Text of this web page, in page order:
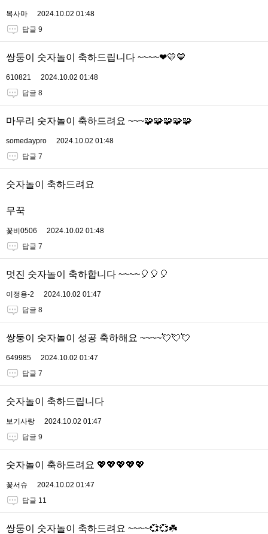
복사마
2024.10.02 01:48
답글 9
쌍둥이 숫자놀이 축하드립니다 ~~~~❤💛💙
610821
2024.10.02 01:48
답글 8
마무리 숫자놀이 축하드려요 ~~~🧩🧩🧩🧩🧩
somedaypro
2024.10.02 01:48
답글 7
숫자놀이 축하드려요
무꾹
꽃비0506
2024.10.02 01:48
답글 7
멋진 숫자놀이 축하합니다 ~~~~🎈🎈🎈
이정용-2
2024.10.02 01:47
답글 8
쌍둥이 숫자놀이 성공 축하해요 ~~~~💘💘💘
649985
2024.10.02 01:47
답글 7
숫자놀이 축하드립니다
보기사랑
2024.10.02 01:47
답글 9
숫자놀이 축하드려요 💖💖💖💖💖
꽃서슈
2024.10.02 01:47
답글 11
쌍둥이 숫자놀이 축하드려요 ~~~~💞💞☘️